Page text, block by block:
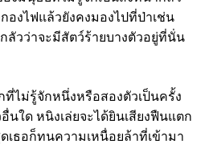
องไฟแล้วยังคงมองไปที่ป่าเช่น
ลัวว่าจะมีสัตว์ร้ายบางตัวอยู่ที่นั่น
ไม่รู้จักหนึ่งหรือสองตัวเป็นครั้ง
นใด หนิงเล่ยจะได้ยินเสียงฟืนแตก
เธอก็ทนความเหนื่อยล้าที่เข้ามา